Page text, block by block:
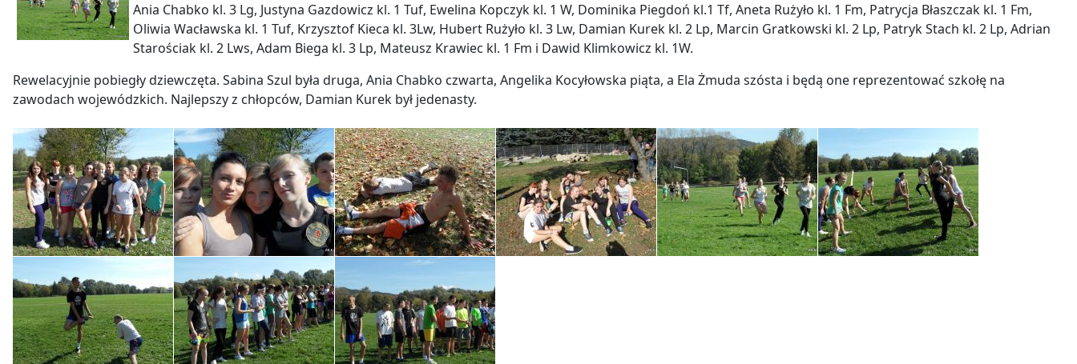
Ania Chabko kl. 3 Lg, Justyna Gazdowicz kl. 1 Tuf, Ewelina Kopczyk kl. 1 W, Dominika Piegdoń kl.1 Tf, Aneta Rużyło kl. 1 Fm, Patrycja Błaszczak kl. 1 Fm,
Oliwia Wacławska kl. 1 Tuf, Krzysztof Kieca kl. 3Lw, Hubert Rużyło kl. 3 Lw, Damian Kurek kl. 2 Lp, Marcin Gratkowski kl. 2 Lp, Patryk Stach kl. 2 Lp, Adrian
Starościak kl. 2 Lws, Adam Biega kl. 3 Lp, Mateusz Krawiec kl. 1 Fm i Dawid Klimkowicz kl. 1W.
Rewelacyjnie pobiegły dziewczęta. Sabina Szul była druga, Ania Chabko czwarta, Angelika Kocyłowska piąta, a Ela Żmuda szósta i będą one reprezentować szkołę na
zawodach wojewódzkich. Najlepszy z chłopców, Damian Kurek był jedenasty.